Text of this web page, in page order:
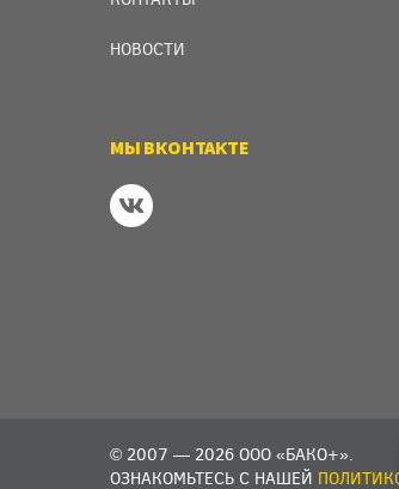
НОВОСТИ
МЫ ВКОНТАКТЕ
© 2007 — 2026 ООО «БАКО+».
ОЗНАКОМЬТЕСЬ С НАШЕЙ